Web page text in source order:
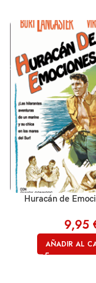
Huracán de
9,95
AÑADIR AL